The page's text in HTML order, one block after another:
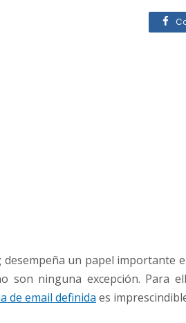
desempeña un papel importante
son ninguna excepción. Para
de email definida es